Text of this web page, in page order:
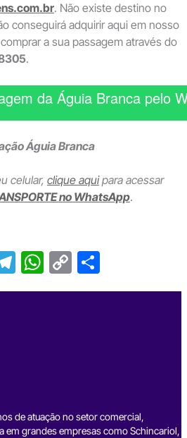
. Não existe destino no
conseguirá adquirir aqui em nosso
a sua passagem através do
.
da Águia Branca pelo
Águia Branca
celular, clique aquipara acessar
no WhatsApp.
T
el
W
h
C
o
S
h
de atuação no setor comercial,
em grandes empresas como Schincariol,